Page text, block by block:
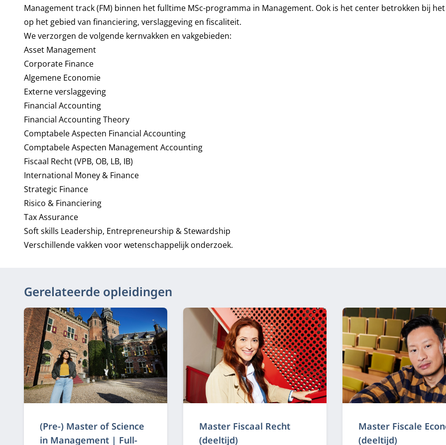
Management track (FM) binnen het fulltime MSc-programma in Management. Ook is het center betrokken bij
op het gebied van financiering, verslaggeving en fiscaliteit.
We verzorgen de volgende kernvakken en vakgebieden:
Asset Management
Corporate Finance
Algemene Economie
Externe verslaggeving
Financial Accounting
Financial Accounting Theory
Comptabele Aspecten Financial Accounting
Comptabele Aspecten Management Accounting
Fiscaal Recht (VPB, OB, LB, IB)
International Money & Finance
Strategic Finance
Risico & Financiering
Tax Assurance
Soft skills Leadership, Entrepreneurship & Stewardship
Verschillende vakken voor wetenschappelijk onderzoek.
Gerelateerde opleidingen
(Pre-) Master of Science
in Management | Full-
Master Fiscaal Recht
(deeltijd)
Master Fiscale
(deeltijd)